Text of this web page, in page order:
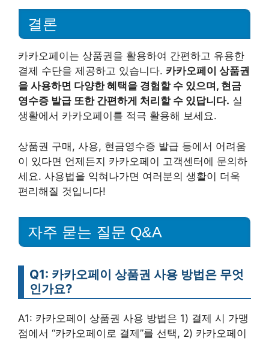
결론
카카오페이는 상품권을 활용하여 간편하고 유용한
결제 수단을 제공하고 있습니다. 카카오페이 상품권
을 사용하면 다양한 혜택을 경험할 수 있으며, 현금
영수증 발급 또한 간편하게 처리할 수 있답니다. 실
생활에서 카카오페이를 적극 활용해 보세요.
상품권 구매, 사용, 현금영수증 발급 등에서 어려움
이 있다면 언제든지 카카오페이 고객센터에 문의하
세요. 사용법을 익혀나가면 여러분의 생활이 더욱
편리해질 것입니다!
자주 묻는 질문 Q&A
Q1: 카카오페이 상품권 사용 방법은 무엇
인가요?
A1: 카카오페이 상품권 사용 방법은 1) 결제 시 가맹
점에서 “카카오페이로 결제”를 선택, 2) 카카오페이